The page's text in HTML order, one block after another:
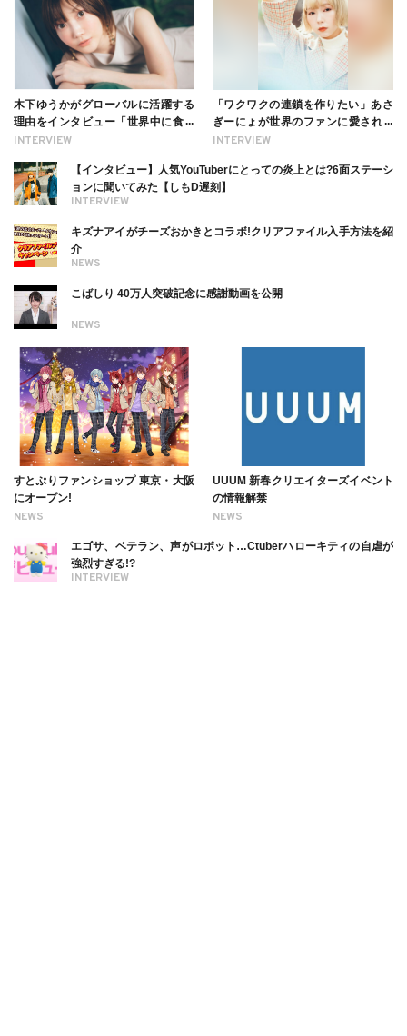
INTERVIEW
木下ゆうかがグローバルに活躍する
理由をインタビュー「世界中に食べ
る幸せを伝えたい」新事務所加入に
INTERVIEW
「ワクワクの連鎖を作りたい」あさ
ぎーにょが世界のファンに愛される
理由【インタビュー】
INTERVIEW
【インタビュー】人気YouTuberにとっての炎上とは?6面ステーシ
ョンに聞いてみた【しもD遅刻】
NEWS
キズナアイがチーズおかきとコラボ!クリアファイル入手方法を紹
介
NEWS
こばしり 40万人突破記念に感謝動画を公開
NEWS
すとぷりファンショップ 東京・大阪
にオープン!
NEWS
UUUM 新春クリエイターズイベント
の情報解禁
INTERVIEW
エゴサ、ベテラン、声がロボット…Ctuberハローキティの自虐が
強烈すぎる!?